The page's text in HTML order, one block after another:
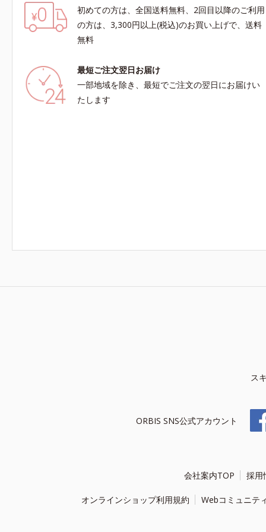
初めての方は、全国送料無料、2回目以降のご利用
の方は、3,300円以上(税込)のお買い上げで、送料
無料
最短ご注文翌日お届け
一部地域を除き、最短でご注文の翌日にお届けい
たします
ス
ORBIS SNS公式アカウント
会社案内TOP 採用
オンラインショップ利用規約 Webコミュニテ